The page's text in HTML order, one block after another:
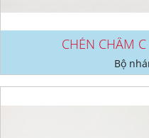
CHÉN CHẤM
Bộ